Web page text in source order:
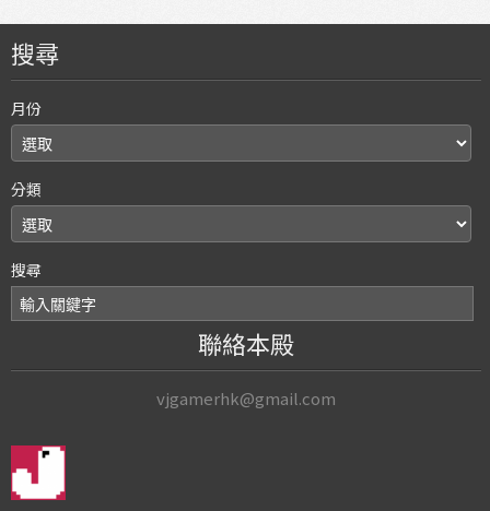
搜尋
月份
分類
搜尋
聯絡本殿
vjgamerhk@gmail.com